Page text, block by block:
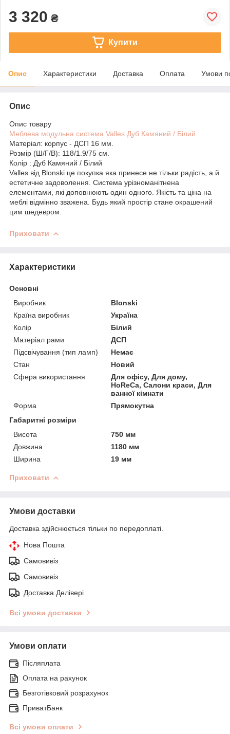
3 320 ₴
Купити
Опис Характеристики Доставка Оплата Умови
Опис
Опис товару
Меблева модульна система Valles Дуб Камяний / Білий
Матеріал: корпус - ДСП 16 мм.
Розмір (Ш/Г/В): 118/1.9/75 см.
Колір : Дуб Камяний / Білий
Valles від Blonski це покупка яка принесе не тільки радість, а й
естетичне задоволення. Система урізноманітнена
елементами, які доповнюють один одного. Якість та ціна на
меблі відмінно зважена. Будь який простір стане окрашений
цим шедевром.
Приховати
Характеристики
Основні
Виробник
Blonski
Країна виробник
Україна
Колір
Білий
Матеріал рами
ДСП
Підсвічування (тип ламп)
Немає
Стан
Новий
Сфера використання
Для офісу, Для дому,
HoReCa, Салони краси, Для
ванної кімнати
Форма
Прямокутна
Габаритні розміри
Висота
750 мм
Довжина
1180 мм
Ширина
19 мм
Приховати
Умови доставки
Доставка здійснюється тільки по передоплаті.
Нова Пошта
Самовивіз
Самовивіз
Доставка Делівері
Всі умови доставки
Умови оплати
Післяплата
Оплата на рахунок
Безготівковий розрахунок
ПриватБанк
Всі умови оплати